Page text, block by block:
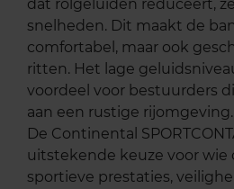
dat rolgeluiden reduceert,
snelheden. Dit maakt de
comfortabel, maar ook
ritten. Het lage
voordeel voor bestuurders
aan een rustige rijomgeving.
De Continental
uitstekende keuze voor wie
sportieve prestaties,